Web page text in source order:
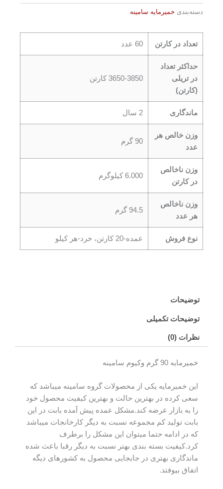
دسته‌بندی خمیرمایه سامینه
تعداد در کارتن 60 عدد
حداکثر تعداد
در تریلی
(کارتن)
3650-3850 کارتن
ماندگاری 2 سال
وزن خالص هر
عدد
90 گرم
وزن ناخالص
در کارتن
6.000 کیلوگرم
وزن ناخالص
هر عدد
94.5 گرم
نوع فروش عمده-20 کارتن، خرد-هر کیلو
توضیحات
توضیحات تکمیلی
نظرات (0)
خمیرمایه 90 گرم وکیوم سامینه
این خمیرمایه یکی از محصولات گروه سامینه میباشد که
سعی کرده در بهترین حالت و بهترین کیفیت محصول خود
را به بازار عرضه کند.مشکل عمده پیش آمده بابت در این
بابت تولید کم مجموعه نسبت به دیگر کارخانجات میباشد
که در ادامه حتما میتوان این مشکل را برطرف
کرد.کیفیت بسته بندی بهتر نسبت به دیگر رقبا باعث شده
ماندگاری بهتری در جابجایی محصول به کشورهای دیگه
اتفاق بیوفتد.